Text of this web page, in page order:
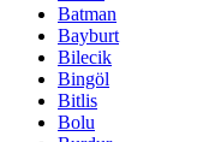
Batman
Bayburt
Bilecik
Bingöl
Bitlis
Bolu